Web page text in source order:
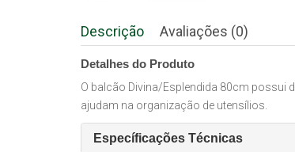
Descrição Avaliações (0)
Detalhes do Produto
O balcão Divina/Esplendida 80cm possui
ajudam na organização de utensílios.
Específicações Técnicas